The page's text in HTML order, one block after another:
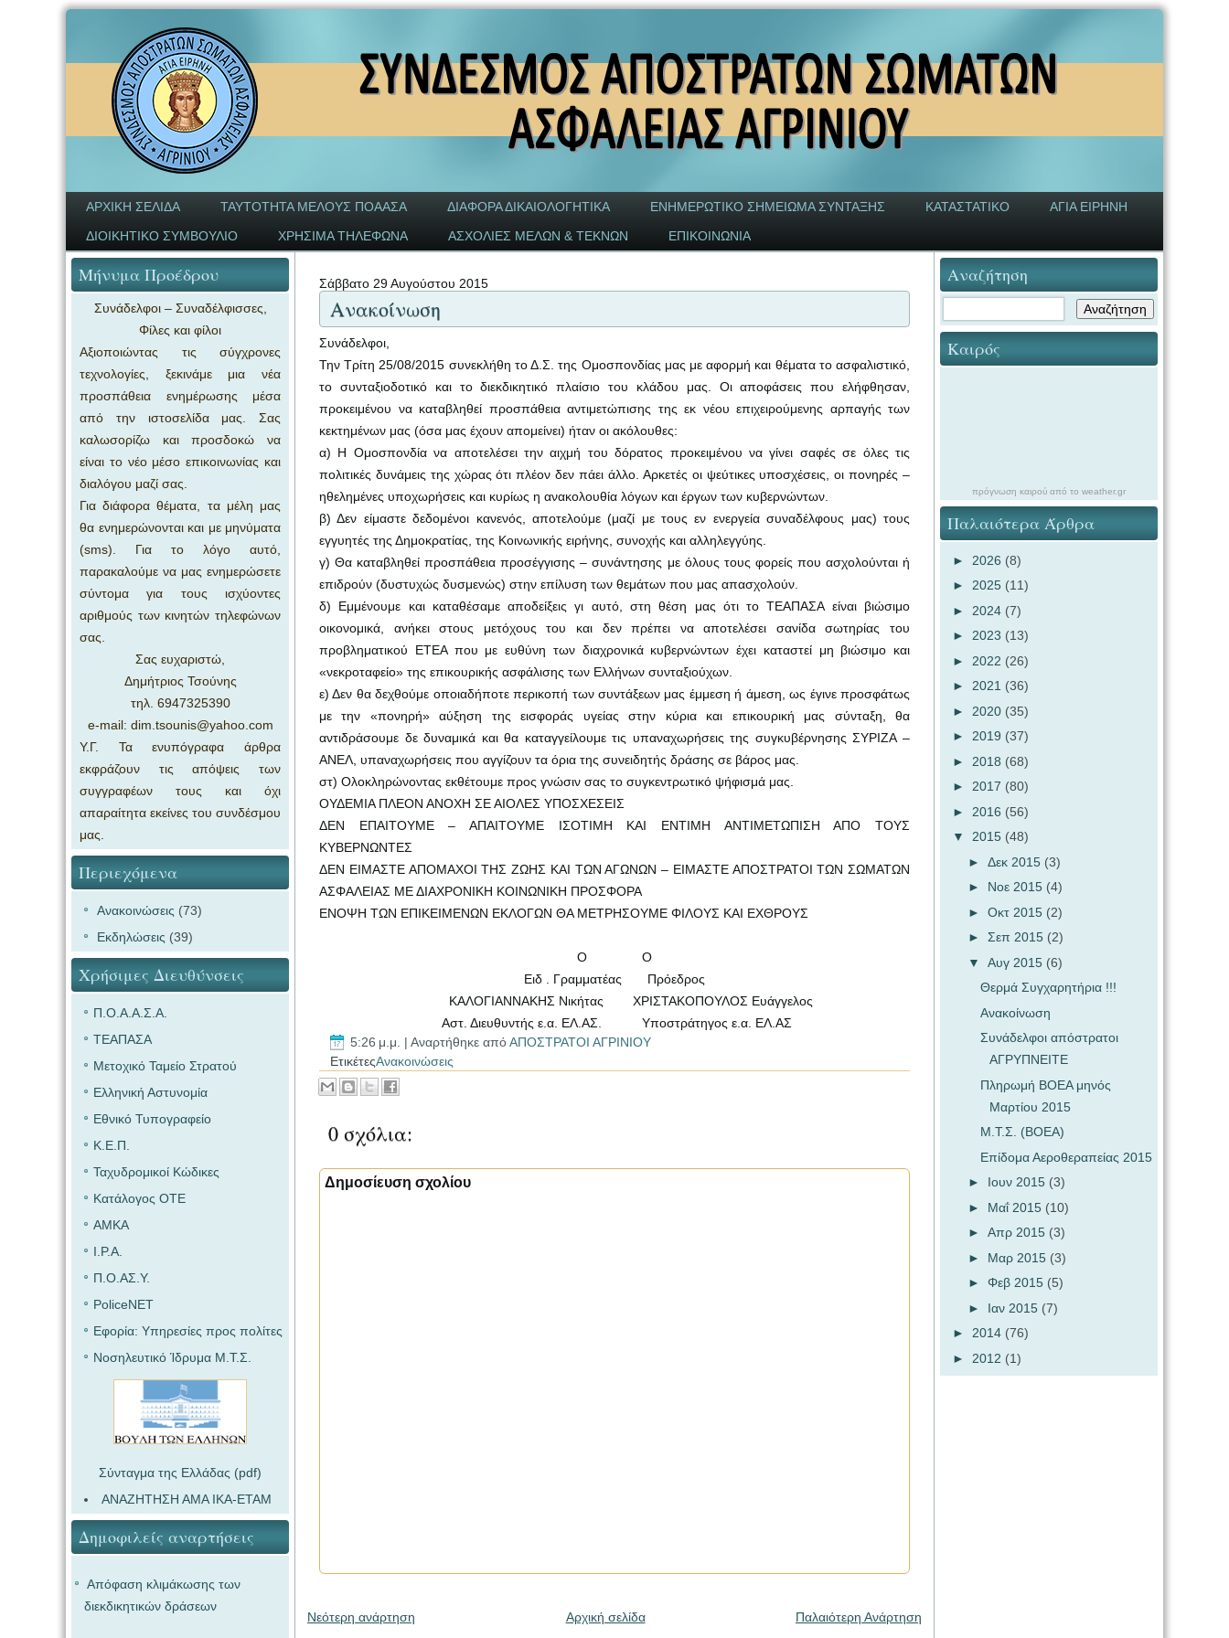
ΑΡΧΙΚΗ ΣΕΛΙΔΑ ΤΑΥΤΟΤΗΤΑ ΜΕΛΟΥΣ ΠΟΑΑΣΑ ΔΙΑΦΟΡΑ ΔΙΚΑΙΟΛΟΓΗΤΙΚΑ ΕΝΗΜΕΡΩΤΙΚΟ ΣΗΜΕΙΩΜΑ ΣΥΝΤΑΞΗΣ ΚΑΤΑΣΤΑΤΙΚΟ
ΑΓΙΑ ΕΙΡΗΝΗ
ΔΙΟΙΚΗΤΙΚΟ ΣΥΜΒΟΥΛΙΟ
ΧΡΗΣΙΜΑ ΤΗΛΕΦΩΝΑ ΑΣΧΟΛΙΕΣ ΜΕΛΩΝ & ΤΕΚΝΩΝ ΕΠΙΚΟΙΝΩΝΙΑ
Μήνυμα Προέδρου
Συνάδελφοι – Συναδέλφισσες,
Φίλες και φίλοι
Αξιοποιώντας τις σύγχρονες
τεχνολογίες, ξεκινάμε μια νέα
προσπάθεια ενημέρωσης μέσα
από την ιστοσελίδα μας. Σας
καλωσορίζω και προσδοκώ να
είναι το νέο μέσο επικοινωνίας και
διαλόγου μαζί σας.
Για διάφορα θέματα, τα μέλη μας
θα ενημερώνονται και με μηνύματα
(sms). Για το λόγο αυτό,
παρακαλούμε να μας ενημερώσετε
σύντομα για τους ισχύοντες
αριθμούς των κινητών τηλεφώνων
σας.
Σας ευχαριστώ,
Δημήτριος Τσούνης
τηλ. 6947325390
e-mail: dim.tsounis@yahoo.com
Υ.Γ. Τα ενυπόγραφα άρθρα
εκφράζουν τις απόψεις των
συγγραφέων τους και όχι
απαραίτητα εκείνες του συνδέσμου
μας.
Περιεχόμενα
Ανακοινώσεις (73)
Εκδηλώσεις (39)
Χρήσιμες Διευθύνσεις
Π.Ο.Α.Α.Σ.Α.
ΤΕΑΠΑΣΑ
Μετοχικό Ταμείο Στρατού
Ελληνική Αστυνομία
Εθνικό Τυπογραφείο
Κ.Ε.Π.
Ταχυδρομικοί Κώδικες
Κατάλογος ΟΤΕ
ΑΜΚΑ
I.P.A.
Π.Ο.ΑΣ.Υ.
PoliceNET
Εφορία: Υπηρεσίες προς πολίτες
Νοσηλευτικό Ίδρυμα Μ.Τ.Σ.
Σύνταγμα της Ελλάδας (pdf)
ΑΝΑΖΗΤΗΣΗ ΑΜΑ ΙΚΑ-ΕΤΑΜ
Δημοφιλείς αναρτήσεις
Απόφαση κλιμάκωσης των
διεκδικητικών δράσεων
Σάββατο 29 Αυγούστου 2015
Ανακοίνωση
Συνάδελφοι,
Την Τρίτη 25/08/2015 συνεκλήθη το Δ.Σ. της Ομοσπονδίας μας με αφορμή και θέματα το ασφαλιστικό,
το συνταξιοδοτικό και το διεκδικητικό πλαίσιο του κλάδου μας. Οι αποφάσεις που ελήφθησαν,
προκειμένου να καταβληθεί προσπάθεια αντιμετώπισης της εκ νέου επιχειρούμενης αρπαγής των
κεκτημένων μας (όσα μας έχουν απομείνει) ήταν οι ακόλουθες:
α) Η Ομοσπονδία να αποτελέσει την αιχμή του δόρατος προκειμένου να γίνει σαφές σε όλες τις
πολιτικές δυνάμεις της χώρας ότι πλέον δεν πάει άλλο. Αρκετές οι ψεύτικες υποσχέσεις, οι πονηρές –
ηθελημένες υποχωρήσεις και κυρίως η ανακολουθία λόγων και έργων των κυβερνώντων.
β) Δεν είμαστε δεδομένοι κανενός, αποτελούμε (μαζί με τους εν ενεργεία συναδέλφους μας) τους
εγγυητές της Δημοκρατίας, της Κοινωνικής ειρήνης, συνοχής και αλληλεγγύης.
γ) Θα καταβληθεί προσπάθεια προσέγγισης – συνάντησης με όλους τους φορείς που ασχολούνται ή
επιδρούν (δυστυχώς δυσμενώς) στην επίλυση των θεμάτων που μας απασχολούν.
δ) Εμμένουμε και καταθέσαμε αποδείξεις γι αυτό, στη θέση μας ότι το ΤΕΑΠΑΣΑ είναι βιώσιμο
οικονομικά, ανήκει στους μετόχους του και δεν πρέπει να αποτελέσει σανίδα σωτηρίας του
προβληματικού ΕΤΕΑ που με ευθύνη των διαχρονικά κυβερνώντων έχει καταστεί μη βιώσιμο και
«νεκροταφείο» της επικουρικής ασφάλισης των Ελλήνων συνταξιούχων.
ε) Δεν θα δεχθούμε οποιαδήποτε περικοπή των συντάξεων μας έμμεση ή άμεση, ως έγινε προσφάτως
με την «πονηρή» αύξηση της εισφοράς υγείας στην κύρια και επικουρική μας σύνταξη, θα
αντιδράσουμε δε δυναμικά και θα καταγγείλουμε τις υπαναχωρήσεις της συγκυβέρνησης ΣΥΡΙΖΑ –
ΑΝΕΛ, υπαναχωρήσεις που αγγίζουν τα όρια της συνειδητής δράσης σε βάρος μας.
στ) Ολοκληρώνοντας εκθέτουμε προς γνώσιν σας το συγκεντρωτικό ψήφισμά μας.
ΟΥΔΕΜΙΑ ΠΛΕΟΝ ΑΝΟΧΗ ΣΕ ΑΙΟΛΕΣ ΥΠΟΣΧΕΣΕΙΣ
ΔΕΝ ΕΠΑΙΤΟΥΜΕ – ΑΠΑΙΤΟΥΜΕ ΙΣΟΤΙΜΗ ΚΑΙ ΕΝΤΙΜΗ ΑΝΤΙΜΕΤΩΠΙΣΗ ΑΠΟ ΤΟΥΣ
ΚΥΒΕΡΝΩΝΤΕΣ
ΔΕΝ ΕΙΜΑΣΤΕ ΑΠΟΜΑΧΟΙ ΤΗΣ ΖΩΗΣ ΚΑΙ ΤΩΝ ΑΓΩΝΩΝ – ΕΙΜΑΣΤΕ ΑΠΟΣΤΡΑΤΟΙ ΤΩΝ ΣΩΜΑΤΩΝ
ΑΣΦΑΛΕΙΑΣ ΜΕ ΔΙΑΧΡΟΝΙΚΗ ΚΟΙΝΩΝΙΚΗ ΠΡΟΣΦΟΡΑ
ΕΝΟΨΗ ΤΩΝ ΕΠΙΚΕΙΜΕΝΩΝ ΕΚΛΟΓΩΝ ΘΑ ΜΕΤΡΗΣΟΥΜΕ ΦΙΛΟΥΣ ΚΑΙ ΕΧΘΡΟΥΣ
Ο
Ο
Ειδ . Γραμματέας
Πρόεδρος
ΚΑΛΟΓΙΑΝΝΑΚΗΣ Νικήτας
ΧΡΙΣΤΑΚΟΠΟΥΛΟΣ Ευάγγελος
Αστ. Διευθυντής ε.α. ΕΛ.ΑΣ. Υποστράτηγος ε.α. ΕΛ.ΑΣ
5:26 μ.μ.
| Αναρτήθηκε απόΑΠΟΣΤΡΑΤΟΙ ΑΓΡΙΝΙΟΥ
ΕτικέτεςΑνακοινώσεις
0 σχόλια:
Δημοσίευση σχολίου
Νεότερη ανάρτηση Παλαιότερη Ανάρτηση
Αρχική σελίδα
Αναζήτηση
Καιρός
πρόγνωση καιρού από το weather.gr
Παλαιότερα Άρθρα
► 2026 (8)
► 2025 (11)
► 2024 (7)
► 2023 (13)
► 2022 (26)
► 2021 (36)
► 2020 (35)
► 2019 (37)
► 2018 (68)
► 2017 (80)
► 2016 (56)
▼ 2015 (48)
► Δεκ 2015 (3)
► Νοε 2015 (4)
► Οκτ 2015 (2)
► Σεπ 2015 (2)
▼ Αυγ 2015 (6)
Θερμά Συγχαρητήρια !!!
Ανακοίνωση
Συνάδελφοι απόστρατοι
ΑΓΡΥΠΝΕΙΤΕ
Πληρωμή ΒΟΕΑ μηνός
Μαρτίου 2015
Μ.Τ.Σ. (ΒΟΕΑ)
Επίδομα Αεροθεραπείας 2015
► Ιουν 2015 (3)
► Μαΐ 2015 (10)
► Απρ 2015 (3)
► Μαρ 2015 (3)
► Φεβ 2015 (5)
► Ιαν 2015 (7)
► 2014 (76)
► 2012 (1)